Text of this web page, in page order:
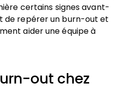
certains signes avant-
de repérer un burn-out et
aider une équipe à
out chez